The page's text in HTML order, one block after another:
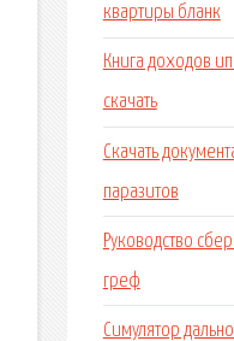
квартиры бланк
Книга доходов
скачать
Скачать
паразитов
Руководство
греф
Симулятор